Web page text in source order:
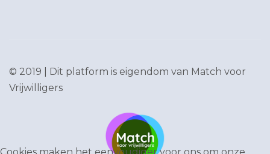
© 2019 | Dit platform is eigendom van Match voor
Vrijwilligers